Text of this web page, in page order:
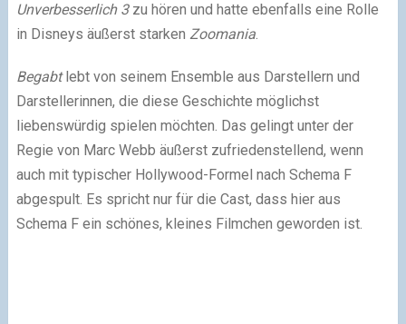
Unverbesserlich 3zu hören und hatte ebenfalls eine Rolle
in Disneys äußerst starken Zoomania.
Begabtlebt von seinem Ensemble aus Darstellern und
Darstellerinnen, die diese Geschichte möglichst
liebenswürdig spielen möchten. Das gelingt unter der
Regie von Marc Webb äußerst zufriedenstellend, wenn
auch mit typischer Hollywood-Formel nach Schema F
abgespult. Es spricht nur für die Cast, dass hier aus
Schema F ein schönes, kleines Filmchen geworden ist.